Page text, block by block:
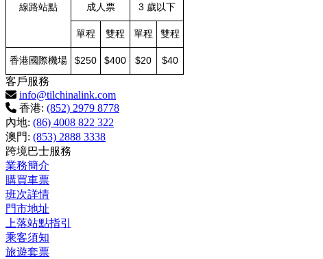
線路站點 成人票 3 歲以下
單程 雙程 單程 雙程
香港國際機場 $250 $400 $20 $40
客戶服務
info@tilchinalink.com
香港: (852) 2979 8778
內地: (86) 4008 822 322
澳門: (853) 2888 3338
跨境巴士服務
業務簡介
購買車票
班次詳情
門市地址
上落站點指引
乘客須知
旅遊套票